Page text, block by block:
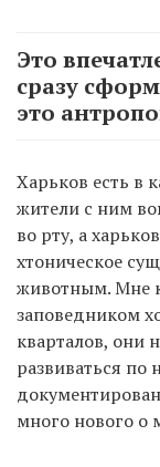
Это
сразу
это
Харьков есть в
жители с ним
во рту, а
хтоническое
животным. Мне
заповедником
кварталов, они
развиваться
много нового о